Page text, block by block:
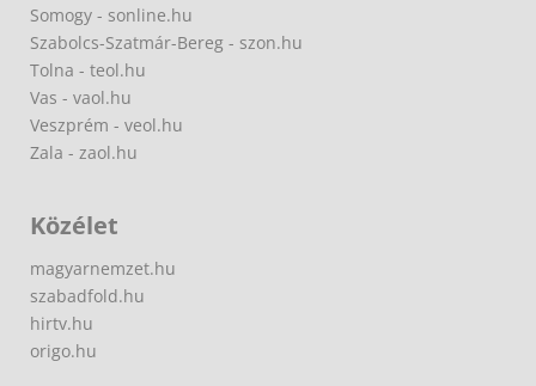
Somogy - sonline.hu
Szabolcs-Szatmár-Bereg - szon.hu
Tolna - teol.hu
Vas - vaol.hu
Veszprém - veol.hu
Zala - zaol.hu
Közélet
magyarnemzet.hu
szabadfold.hu
hirtv.hu
origo.hu